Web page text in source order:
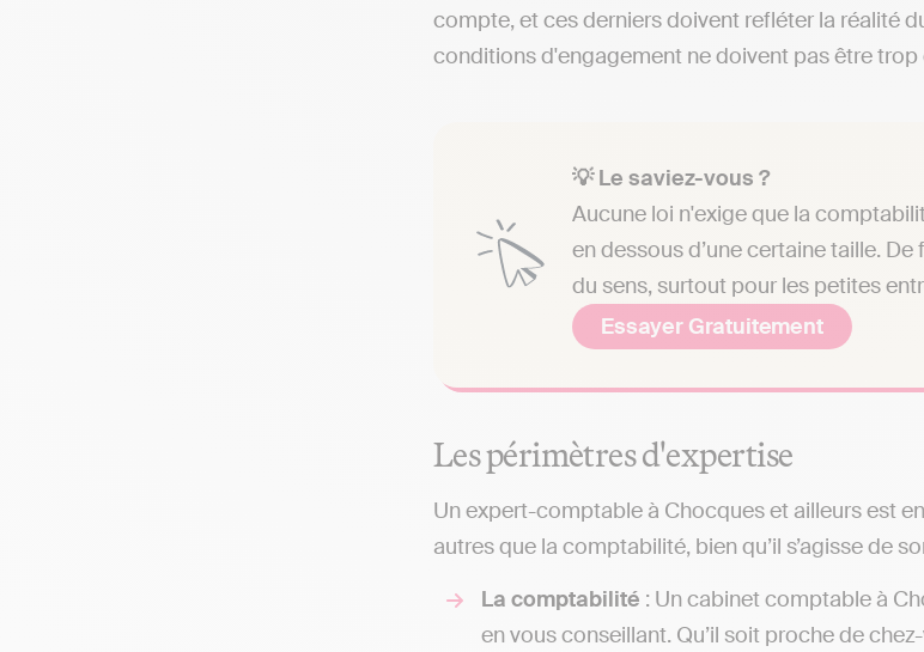
compte, et ces derniers doivent refléter la réalité
conditions d'engagement ne doivent pas être
💡 Le saviez-vous ?
Aucune loi n'exige que la
en dessous d’une certaine taille.
du sens, surtout pour les petites
Essayer Gratuitement
Les périmètres d'expertise
Un expert-comptable à Chocques et ailleurs est
autres que la comptabilité, bien qu’il s’agisse de
La comptabilité : Un cabinet comptable à
en vous conseillant. Qu’il soit proche de